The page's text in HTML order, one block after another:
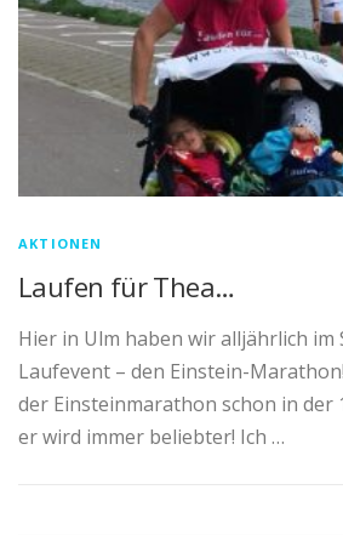
AKTIONEN
Laufen für Thea…
Hier in Ulm haben wir alljährlich im
Laufevent – den Einstein-
der Einsteinmarathon schon in der
er wird immer beliebter! Ich …